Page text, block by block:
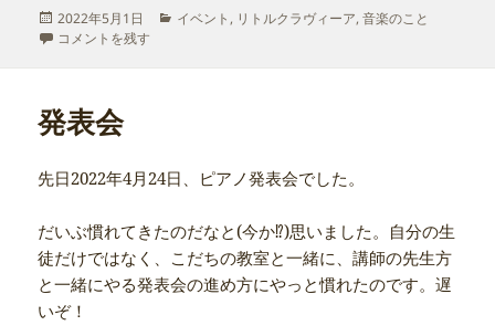
投
稿
2022年5月1日
カ
イベント , リトルクラヴィーア,音楽のこと
サークル弾き合い会 ８Kスタジオ に
コメントを残す
発表会
先日2022年4月24日、ピアノ発表会でした。
だいぶ慣れてきたのだなと(今か⁉︎)思いました。自分の生
徒だけではなく、こだちの教室と一緒に、講師の先生方
と一緒にやる発表会の進め方にやっと慣れたのです。遅
いぞ！